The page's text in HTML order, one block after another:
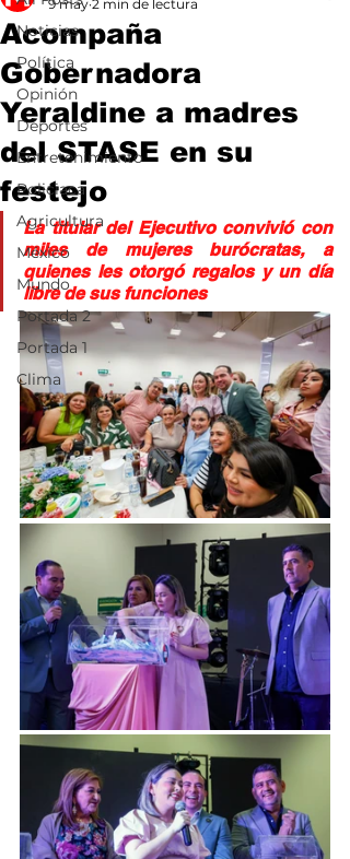
Noticias
Política
Opinión
Deportes
Entretenimiento
Policiaca
Agricultura
México
Mundo
Portada 2
Portada 1
Clima
Acompaña
Gobernadora
Yeraldine a madres
del STASE en su
festejo
9 may 2 min de lectura
La titular del Ejecutivo convivió con
miles de mujeres burócratas, a
quienes les otorgó regalos y un día
libre de sus funciones